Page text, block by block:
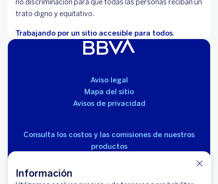
Información
no discriminación para que todas las personas reciban un
trato digno y equitativo.
Trabajando por un sitio accesible para todos.
Aviso legal
Mapa del sitio
Avisos de privacidad
Consulta los costos y las comisiones de nuestros
productos